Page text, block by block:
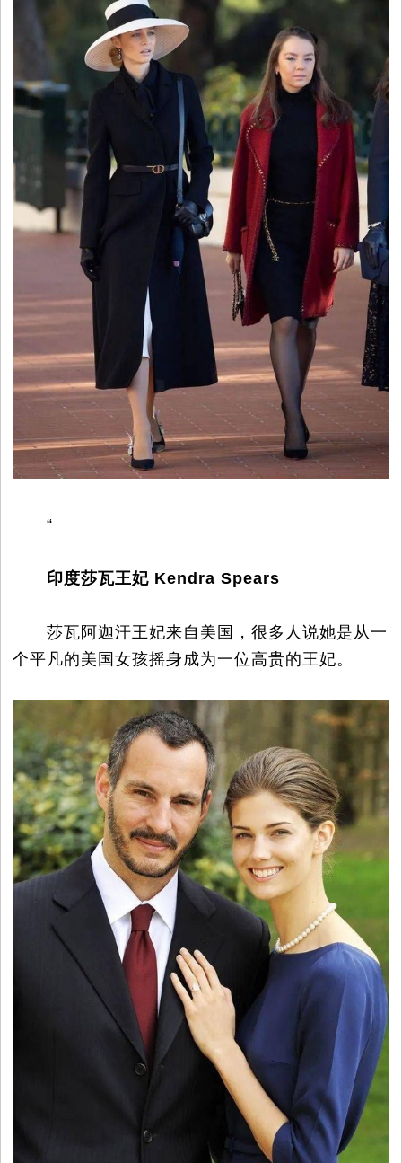
“
印度莎瓦王妃 Kendra Spears
莎瓦阿迦汗王妃来自美国，很多人说她是从一
个平凡的美国女孩摇身成为一位高贵的王妃。